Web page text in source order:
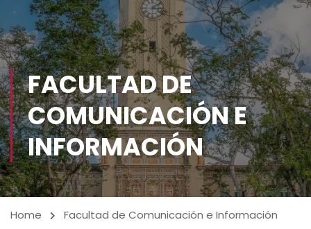
FACULTAD DE
COMUNICACIÓN E
INFORMACIÓN
Home Facultad de Comunicación e Información